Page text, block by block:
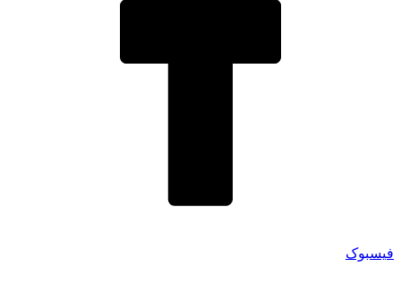
فیسبوک